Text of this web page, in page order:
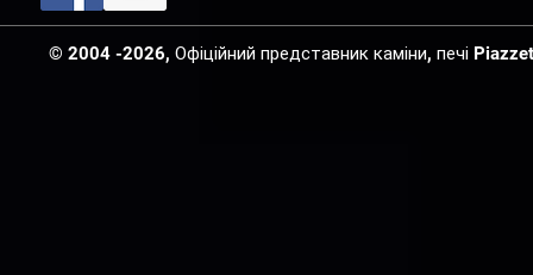
© 2004 -2026, Офіційний представник каміни, печі